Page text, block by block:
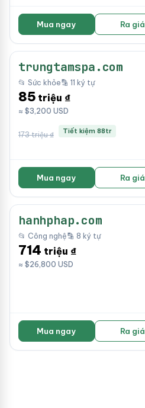
Mua ngay Ra giá
trungtamspa.com
📂 Sức khỏe🔡 11 ký tự
85 triệu ₫
≈ $3,200 USD
173 triệu ₫ Tiết kiệm 88tr
Mua ngay Ra giá
hanhphap.com
📂 Công nghệ🔡 8 ký tự
714 triệu ₫
≈ $26,800 USD
Mua ngay Ra giá